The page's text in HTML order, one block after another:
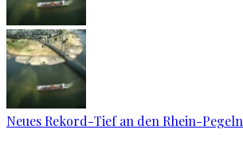
Neues Rekord-Tief an den Rhein-Pegeln